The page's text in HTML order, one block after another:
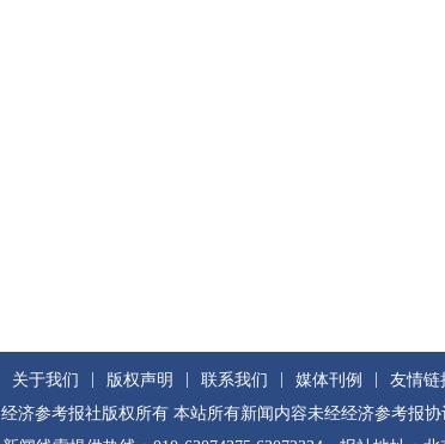
关于我们 版权声明 联系我们 媒体刊例 友情链
经济参考报社版权所有 本站所有新闻内容未经经济参考报